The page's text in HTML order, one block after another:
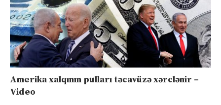
Amerika xalqının pulları təcavüzə xərclənir –
Video